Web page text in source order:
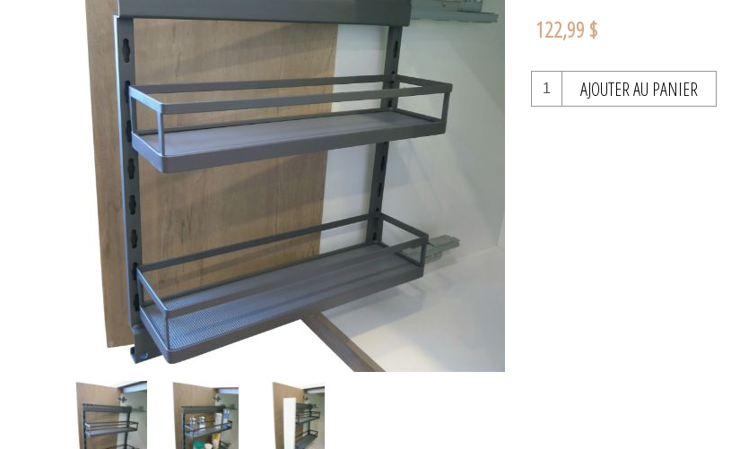
122,99 $
AJOUTER AU PANIER